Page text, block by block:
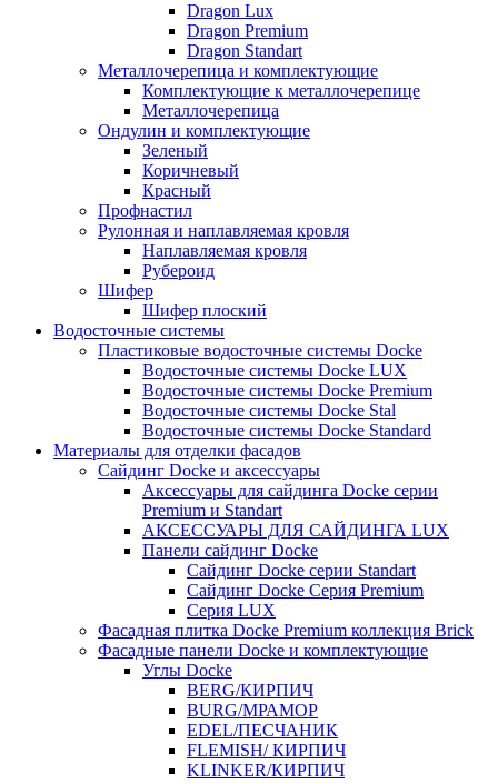
Dragon Lux
Dragon Premium
Dragon Standart
Металлочерепица и комплектующие
Комплектующие к металлочерепице
Металлочерепица
Ондулин и комплектующие
Зеленый
Коричневый
Красный
Профнастил
Рулонная и наплавляемая кровля
Наплавляемая кровля
Рубероид
Шифер
Шифер плоский
Водосточные системы
Пластиковые водосточные системы Docke
Водосточные системы Docke LUX
Водосточные системы Docke Premium
Водосточные системы Docke Stal
Водосточные системы Docke Standard
Материалы для отделки фасадов
Сайдинг Docke и аксессуары
Аксессуары для сайдинга Docke серии
Premium и Standart
АКСЕССУАРЫ ДЛЯ САЙДИНГА LUX
Панели сайдинг Docke
Cайдинг Docke серии Standart
Сайдинг Docke Серия Premium
Серия LUX
Фасадная плитка Docke Premium коллекция Brick
Фасадные панели Docke и комплектующие
Углы Docke
BERG/КИРПИЧ
BURG/МРАМОР
EDEL/ПЕСЧАНИК
FLEMISH/ КИРПИЧ
KLINKER/КИРПИЧ